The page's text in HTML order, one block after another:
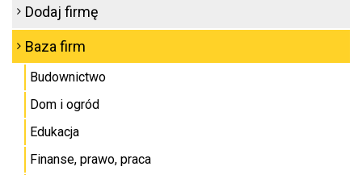
Dodaj firmę
Baza firm
Budownictwo
Dom i ogród
Edukacja
Finanse, prawo, praca